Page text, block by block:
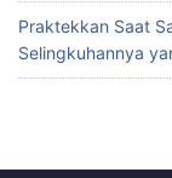
Praktekkan Saat
Selingkuhannya